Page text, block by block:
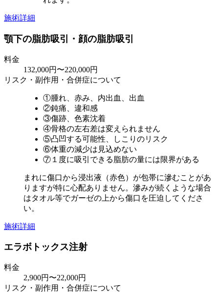
施術詳細
顎下の脂肪吸引・顔の脂肪吸引
料金
132,000円〜220,000円
リスク・副作用・合併症について
①腫れ、赤み、内出血、出血
②鈍痛、違和感
③傷跡、色素沈着
④骨格の左右差は変えられません
⑤凸凹する可能性、しこりのリスク
⑥体重の減少は見込めない
⑦１度に吸引できる脂肪の量には限界がある
まれに傷口から浸出液（赤色）が包帯に滲むことがあ
りますが特に心配ありません。滲みが続くような場合
はタオル等でガーゼの上から傷口を圧迫してくださ
い。
施術詳細
エラボトックス注射
料金
2,900円〜22,000円
リスク・副作用・合併症について